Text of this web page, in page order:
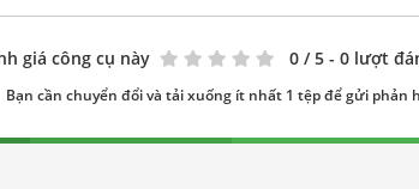
giá công cụ này 0 / 5 - 0 lượt
Bạn cần chuyển đổi và tải xuống ít nhất 1 tệp để gửi phản